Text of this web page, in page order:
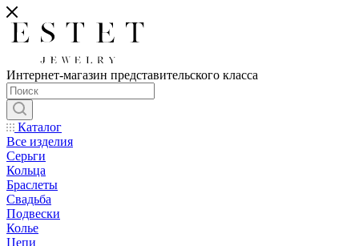
Интернет-магазин представительского класса
Каталог
Все изделия
Серьги
Кольца
Браслеты
Свадьба
Подвески
Колье
Цепи